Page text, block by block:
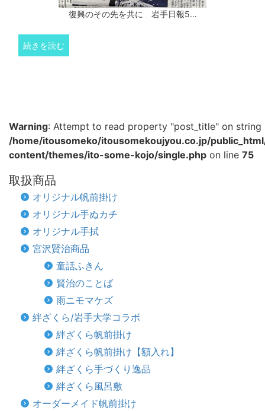
復興のその先を共に 岩手日報5…
続きを読む
Warning: Attempt to read property "post_title" on string
/home/itousomeko/itousomekoujyou.co.jp/
content/themes/ito-some-kojo/single.php on line 75
取扱商品
オリジナル帆前掛け
オリジナル手ぬカチ
オリジナル手拭
宮沢賢治商品
童話ふきん
賢治のことば
雨ニモマケズ
絆ざくら/岩手大学コラボ
絆ざくら帆前掛け
絆ざくら帆前掛け【額入れ】
絆ざくら手づくり逸品
絆ざくら風呂敷
オーダーメイド帆前掛け